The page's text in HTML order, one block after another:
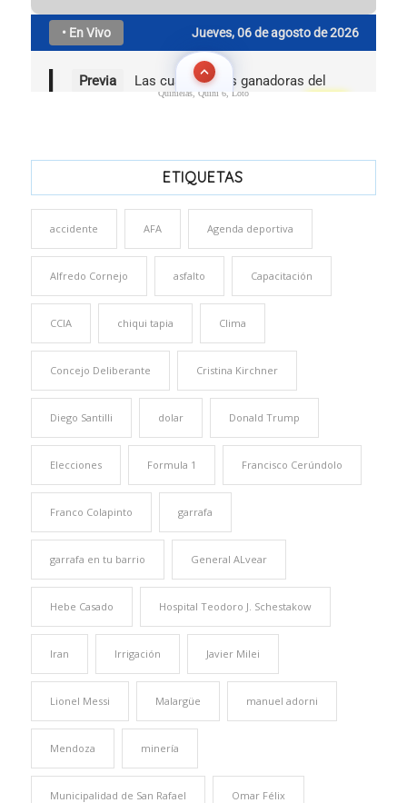
Quinielas, Quini 6, Loto
ETIQUETAS
accidente AFA Agenda deportiva
Alfredo Cornejo asfalto Capacitación
CCIA chiqui tapia Clima
Concejo Deliberante Cristina Kirchner
Diego Santilli dolar Donald Trump
Elecciones Formula 1 Francisco Cerúndolo
Franco Colapinto garrafa
garrafa en tu barrio General ALvear
Hebe Casado Hospital Teodoro J. Schestakow
Iran Irrigación Javier Milei
Lionel Messi Malargüe manuel adorni
Mendoza minería
Municipalidad de San Rafael Omar Félix